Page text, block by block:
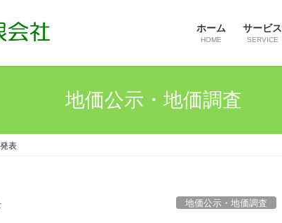
ホーム
HOME
サービス
SERVICE
地価公示・地価調査
表
地価公示・地価調査